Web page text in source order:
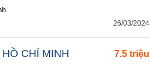
26/03/2024
7.5 triệu
CHÍ MINH